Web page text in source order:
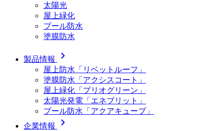
太陽光
屋上緑化
プール防水
塗膜防水
製品情報 chevron_right
屋上防水「リベットルーフ」
塗膜防水「アクシスコート」
屋上緑化「プリオグリーン」
太陽光発電「エネブリット」
プール防水「アクアキューブ」
企業情報
chevron_right